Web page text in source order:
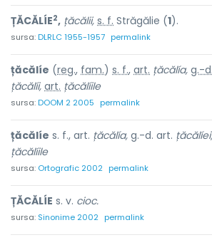
ȚĂCĂLÍE2, țăcălii, s. f. Străgălie (1).
sursa:DLRLC 1955-1957 permalink
țăcălíe (reg., fam.) s. f., art. țăcălía, g.-
țăcălíi, art. țăcălíile
sursa:DOOM 2 2005 permalink
țăcălíe s. f., art. țăcălía, g.-d. art.
țăcălíile
sursa: Ortografic 2002 permalink
ȚĂCĂLÍE s. v. cioc.
sursa: Sinonime 2002 permalink